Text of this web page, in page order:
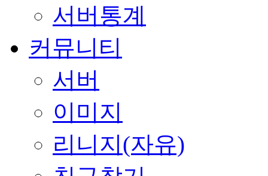
서버통계
커뮤니티
서버
이미지
리니지(자유)